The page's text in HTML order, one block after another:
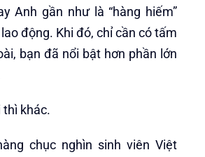
Anh gần như là “hàng hiếm”
động. Khi đó, chỉ cần có tấm
bạn đã nổi bật hơn phần lớn
thì khác.
chục nghìn sinh viên Việt